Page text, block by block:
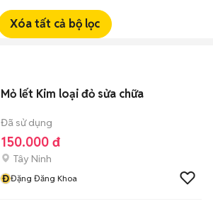
Xóa tất cả bộ lọc
Mỏ lết Kim loại đỏ sửa chữa
Đã sử dụng
150.000 đ
Tây Ninh
ĐĐặng Đăng Khoa